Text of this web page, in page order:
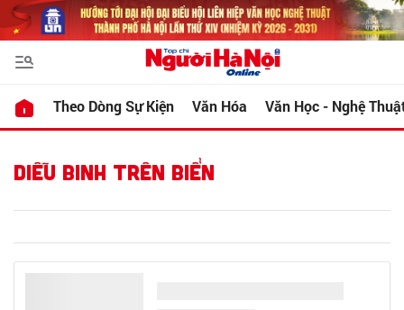
Theo Dòng Sự Kiện Văn Hóa Văn Học - Nghệ
DIỄU BINH TRÊN BIỂN